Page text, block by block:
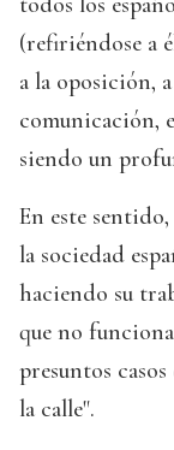
(refiriéndose a
a la oposición,
comunicación,
siendo un
En este
la sociedad
haciendo su
que no
presuntos
la calle".